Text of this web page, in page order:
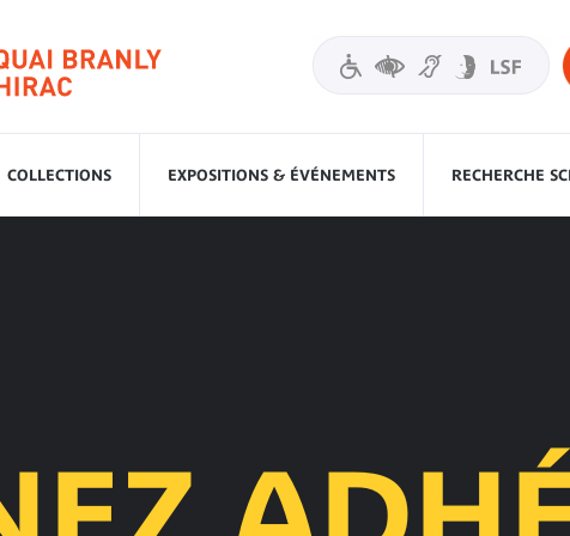
COLLECTIONS EXPOSITIONS & ÉVÉNEMENTS RECHERCHE